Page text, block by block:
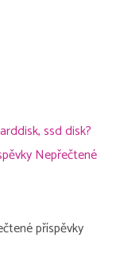
ssd disk?
Nepřečtené
příspěvky